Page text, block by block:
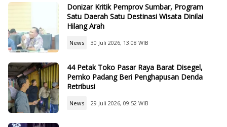
Donizar Kritik Pemprov Sumbar, Program
Satu Daerah Satu Destinasi Wisata Dinilai
Hilang Arah
News 30 Juli 2026, 13:08 WIB
44 Petak Toko Pasar Raya Barat Disegel,
Pemko Padang Beri Penghapusan Denda
Retribusi
News 29 Juli 2026, 09:52 WIB